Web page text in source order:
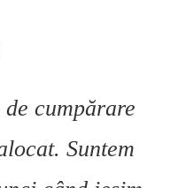
cumpărare
Suntem